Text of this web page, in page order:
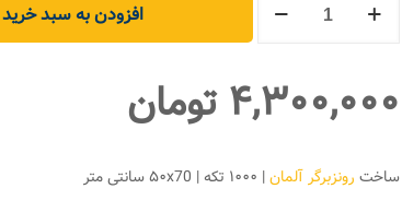
۱۰۰۰
ها
افزودن به سبد خرید
۴,۳۰۰,۰۰۰ تومان
ساخت رونزبرگر آلمان| ۱۰۰۰ تکه | ۵۰x70 سانتی متر